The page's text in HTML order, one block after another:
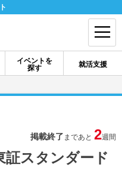
イベントを
探す
就活支援
ログイン
掲載終了 まであと 2週間
証スタンダード